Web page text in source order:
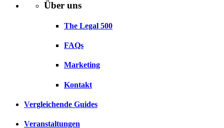
Über uns
The Legal 500
FAQs
Marketing
Kontakt
Vergleichende Guides
Veranstaltungen